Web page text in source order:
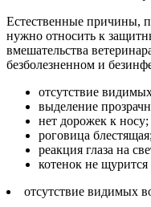
Естественные причины,
нужно относить к
вмешательства
безболезненном и
отсутствие
выделение
нет дорожек к носу;
роговица блестящая;
реакция глаза на
котенок не щурится
отсутствие видимых